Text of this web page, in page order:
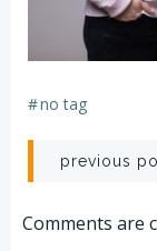
#no tag
Post
previous
Comments are